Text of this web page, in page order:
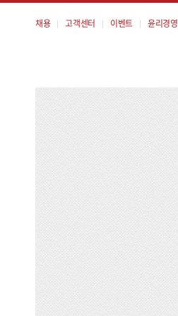
뉴
채용 고객센터 이벤트 윤리경영